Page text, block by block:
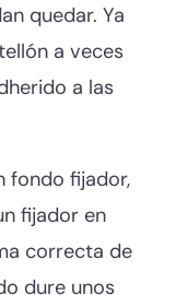
quedar. Ya
a veces
a las
fondo fijador,
fijador en
correcta de
dure unos